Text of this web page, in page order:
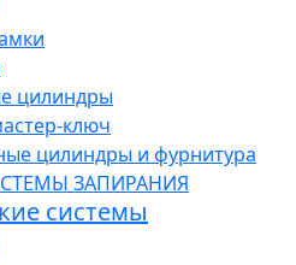
цилиндры
ключ
цилиндры и фурнитура
ЗАПИРАНИЯ
системы